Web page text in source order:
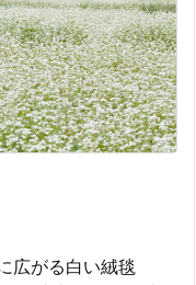
広がる白い絨毯